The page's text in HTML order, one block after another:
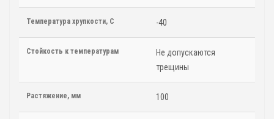
Температура хрупкости, С -40
Стойкость к температурам
Не допускаются
трещины
Растяжение, мм 100